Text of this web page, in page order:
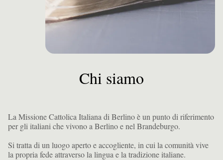
Chi siamo
La Missione Cattolica Italiana di Berlino è un punto di riferimento
per gli italiani che vivono a Berlino e nel Brandeburgo.
Si tratta di un luogo aperto e accogliente, in cui la comunità vive
la propria fede attraverso la lingua e la tradizione italiane.